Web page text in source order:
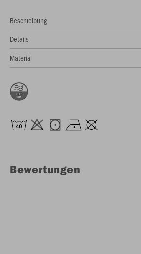
Beschreibung
Details
Material
Bewertungen